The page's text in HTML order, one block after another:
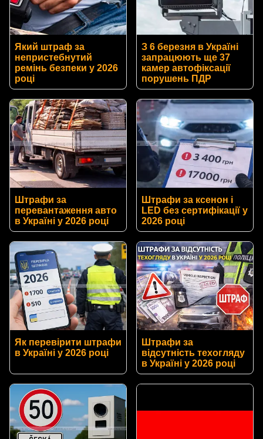
Який штраф за
непристебнутий
ремінь безпеки у 2026
році
З 6 березня в Україні
запрацюють ще 37
камер автофіксації
порушень ПДР
Штрафи за
перевантаження авто
в Україні у 2026 році
Штрафи за ксенон і
LED без сертифікації у
2026 році
Як перевірити штрафи
в Україні у 2026 році
Штрафи за
відсутність техогляду
в Україні у 2026 році